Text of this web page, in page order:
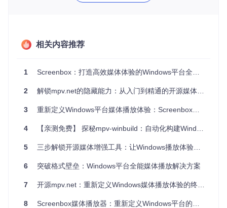
式和音轨切换，右键菜单集成播放速度调节（0.5x-2x）和画
ows媒体播放器的专业级功能设置
3. 音频可视化：让音乐可见
内置的
音乐隧道可视化效果
将音频节奏转化为动态视觉盛宴。
随着音乐节拍变化，霓虹光效构建出沉浸式隧道场景，支持自
定义颜色方案和粒子密度，让听觉享受延伸至视觉维度。
c/Screenbox/raw/2a558b68a21e4584cf73346d6608ed466c
ail.jpg?utm_source=gitcode_repo_files) 图3：音乐隧道可视
沉浸感
相关内容推荐
1 Screenbox：打造高效媒体体验的Windows平台全能播放解决方案
2 解锁mpv.net的隐藏能力：从入门到精通的开源媒体播放器指南
3 重新定义Windows平台媒体播放体验：Screenbox开源解决方案深度解析
4 【亲测免费】 探秘mpv-winbuild：自动化构建Windows版的mpv播放器
5 三步解锁开源媒体增强工具：让Windows播放体验效率提升的全方位解决方案
6 突破格式壁垒：Windows平台全能媒体播放解决方案
7 开源mpv.net：重新定义Windows媒体播放体验的终极工具
8 Screenbox媒体播放器：重新定义Windows平台的智能影音体验